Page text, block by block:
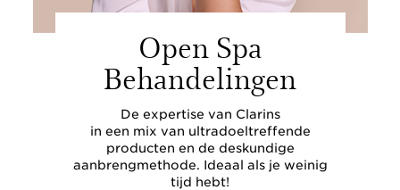
Open Spa
Behandelingen
De expertise van Clarins
in een mix van ultradoeltreffende
producten en de deskundige
aanbrengmethode. Ideaal als je weinig
tijd hebt!